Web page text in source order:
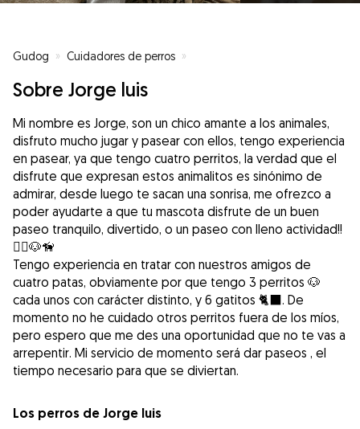
Gudog » Cuidadores de perros »
Sobre Jorge luis
Mi nombre es Jorge, son un chico amante a los animales,
disfruto mucho jugar y pasear con ellos, tengo experiencia
en pasear, ya que tengo cuatro perritos, la verdad que el
disfrute que expresan estos animalitos es sinónimo de
admirar, desde luego te sacan una sonrisa, me ofrezco a
poder ayudarte a que tu mascota disfrute de un buen
paseo tranquilo, divertido, o un paseo con lleno actividad!!
🏃‍♂️🐶🦮
Tengo experiencia en tratar con nuestros amigos de
cuatro patas, obviamente por que tengo 3 perritos 🐶
cada unos con carácter distinto, y 6 gatitos 🐈‍⬛. De
momento no he cuidado otros perritos fuera de los míos,
pero espero que me des una oportunidad que no te vas a
arrepentir. Mi servicio de momento será dar paseos , el
Los perros de Jorge luis